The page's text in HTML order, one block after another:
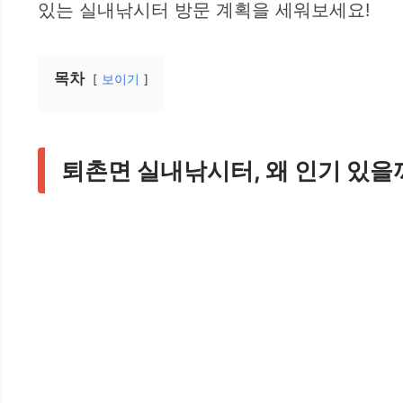
있는 실내낚시터 방문 계획을 세워보세요!
목차 보이기
퇴촌면 실내낚시터, 왜 인기 있을